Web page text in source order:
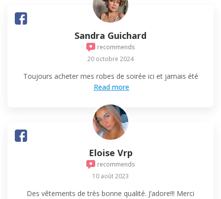
Sandra Guichard
recommends
20 octobre 2024
Toujours acheter mes robes de soirée ici et jamais été
Read more
Eloise Vrp
recommends
10 août 2023
Des vêtements de très bonne qualité. J’adore!!! Merci